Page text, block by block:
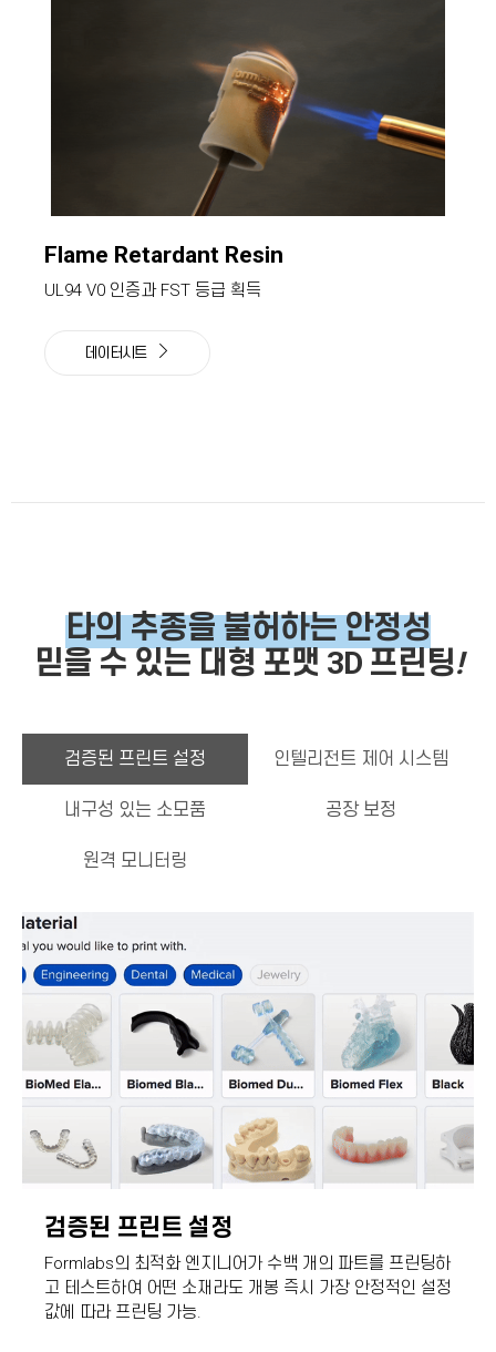
Flame Retardant Resin
UL94 V0 인증과 FST 등급 획득
데이터시트
타의 추종을 불허하는 안정성
믿을 수 있는 대형 포맷 3D 프린팅!
검증된 프린트 설정 인텔리전트 제어 시스템
내구성 있는 소모품 공장 보정
원격 모니터링
검증된 프린트 설정
Formlabs의 최적화 엔지니어가 수백 개의 파트를 프린팅하
고 테스트하여 어떤 소재라도 개봉 즉시 가장 안정적인 설정
값에 따라 프린팅 가능.